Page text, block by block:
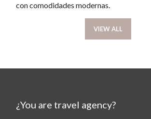
con comodidades modernas.
VIEW ALL
¿You are travel agency?